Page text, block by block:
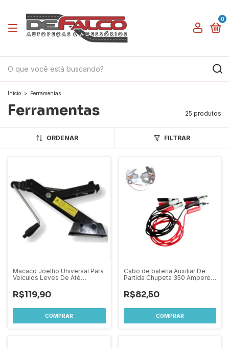
0
Início > Ferramentas
Ferramentas 25 produtos
ORDENAR FILTRAR
Macaco Joelho Universal Para
Veiculos Leves De Até
R$119,90
Cabo de bateria Auxiliar De
Partida Chupeta 350 Amperes
R$82,50